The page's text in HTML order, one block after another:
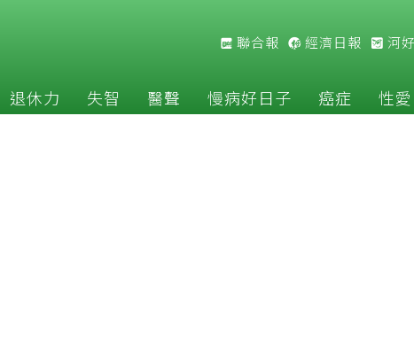
聯合報 經濟日報 河
退休力 失智 醫聲 慢病好日子 癌症 性愛